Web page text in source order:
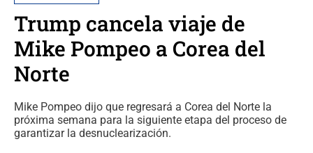
Trump cancela viaje de
Mike Pompeo a Corea del
Norte
Mike Pompeo dijo que regresará a Corea del Norte la
próxima semana para la siguiente etapa del proceso de
garantizar la desnuclearización.